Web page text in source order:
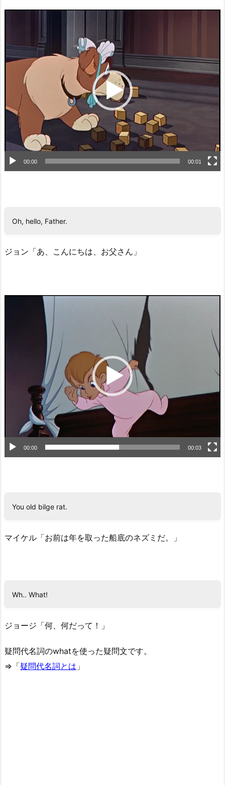
プ
レ
ー
00:00 00:01
Oh, hello, Father.
ジョン「あ、こんにちは、お父さん」
00:00 00:03
You old bilge rat.
マイケル「お前は年を取った船底のネズミだ。」
Wh.. What!
ジョージ「何、何だって！」
疑問代名詞のwhatを使った疑問文です。
⇒「疑問代名詞とは 」